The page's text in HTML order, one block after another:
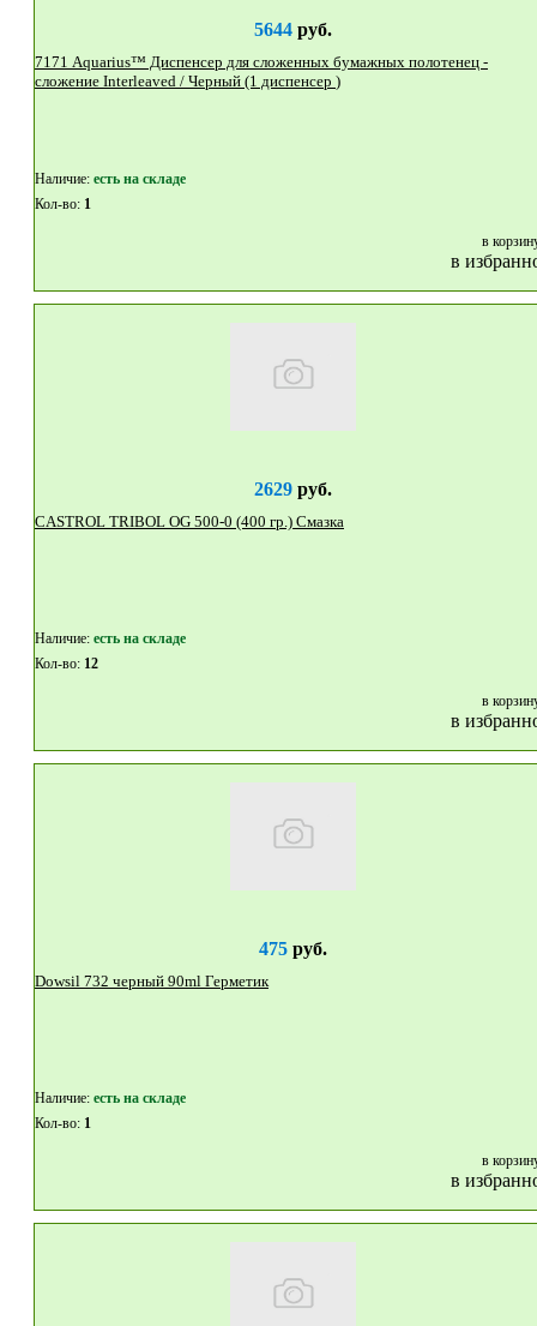
5644руб.
7171 Aquarius™ Диспенсер для сложенных бумажных полотенец -
сложение Interleaved / Черный (1 диспенсер )
Наличие: eсть на складе
Кол-во: 1
в
в
2629руб.
CASTROL TRIBOL OG 500-0 (400 гр.) Смазка
Наличие: eсть на складе
Кол-во: 12
в
в
475руб.
Dowsil 732 черный 90ml Герметик
Наличие: eсть на складе
Кол-во: 1
в
в